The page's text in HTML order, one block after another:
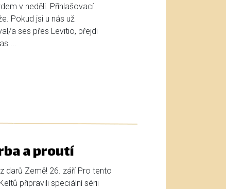
v neděli. Přihlašovací
Pokud jsi u nás už
a ses přes Levitio, přejdi
...
a proutí
darů Země! 26. září Pro tento
připravili speciální sérii